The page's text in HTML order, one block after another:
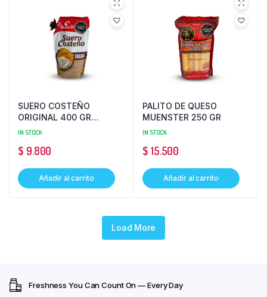
SUERO COSTEÑO
ORIGINAL 400 GR
ALQUERIA
IN STOCK
$ 9.800
Añadir al carrito
PALITO DE QUESO
MUENSTER 250 GR
IN STOCK
$ 15.500
Añadir al carrito
Load More
Freshness You Can Count On — Every Day